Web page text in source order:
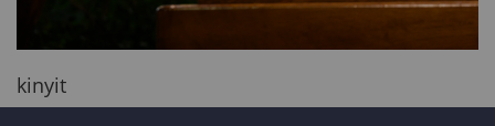
kinyit